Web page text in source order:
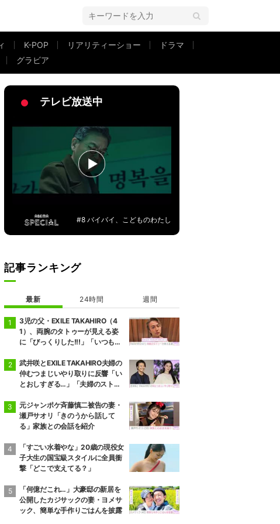
K-POP リアリティーショー
ドラマ
グラビア
備な姿に反響「疲れてたのかな？」「着こなしちゃってる あゆさすが～！」
テレビ放送中
#8 バイバイ、こどものわたし
記事ランキング
最新 24時間 週間
3児の父・EXILE TAKAHIRO（4
1）、両腕のタトゥーが見える姿
に「びっくりした!!!」「いつもと
の反響
武井咲とEXILE TAKAHIRO夫婦の
仲むつまじいやり取りに反響「い
とおしすぎる…」「夫婦のストー
元ジャンポケ斉藤慎二被告の妻・
瀬戸サオリ「きのうから話して
る」家族との会話を紹介
「すごい水着やな」20歳の現役女
子大生の国宝級スタイルに全員衝
撃「どこで支えてる？」
「何億だこれ…」大豪邸の新居を
公開したカジサックの妻・ヨメサ
ック、簡単な手作りごはんを披露